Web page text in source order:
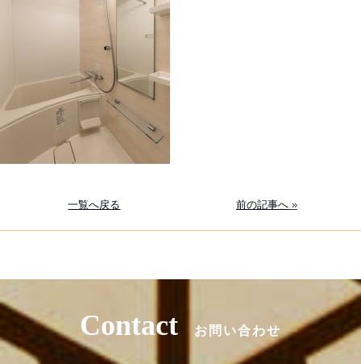
一覧へ戻る 前の記事へ»
Contact お問い合わせ